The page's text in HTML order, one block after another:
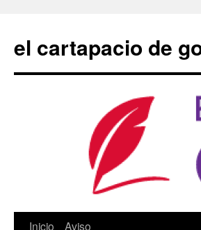
contenido
el cartapacio de
Inicio
Aviso